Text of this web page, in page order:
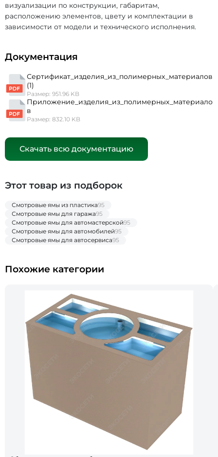
визуализации по конструкции, габаритам,
расположению элементов, цвету и комплектации в
зависимости от модели и технического исполнения.
Документация
Сертификат_изделия_из_полимерных_материалов
(1)
Размер: 951.96 KB
Приложение_изделия_из_полимерных_материало
в
Размер: 832.10 KB
Скачать всю документацию
Этот товар из подборок
Смотровые ямы из пластика95
Смотровые ямы для гаража95
Смотровые ямы для автомастерской95
Смотровые ямы для автомобилей95
Смотровые ямы для автосервиса95
Похожие категории